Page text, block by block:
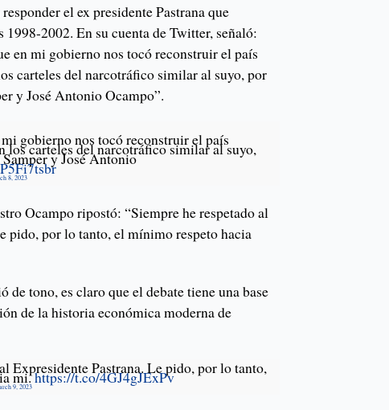
el ex presidente Pastrana que
1998-2002. En su cuenta de Twitter, señaló:
en mi gobierno nos tocó reconstruir el país
carteles del narcotráfico similar al suyo, por
y José Antonio Ocampo”.
gobierno nos tocó reconstruir el país
los carteles del narcotráfico similar al suyo,
y José Antonio
8, 2023
Ocampo ripostó: “Siempre he respetado al
pido, por lo tanto, el mínimo respeto hacia
de tono, es claro que el debate tiene una base
de la historia económica moderna de
Expresidente Pastrana. Le pido, por lo tanto,
mi.https://t.co/4GJ4gJExPv
9, 2023